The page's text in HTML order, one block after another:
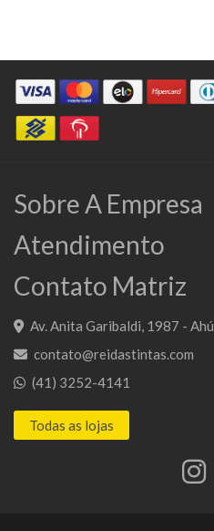
Sobre A Empresa
Atendimento
Contato Matriz
Av. Anita Garibaldi, 1987 - Ahú
contato@reidastintas.com
(41) 3252-4141
Todas as lojas